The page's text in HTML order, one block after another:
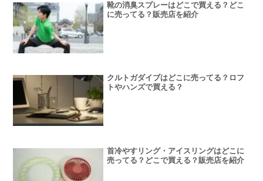
靴の消臭スプレーはどこで買える？どこ
に売ってる？販売店を紹介
クルトガダイブはどこに売ってる？ロフ
トやハンズで買える？
首冷やすリング・アイスリングはどこに
売ってる？どこで買える？販売店を紹介